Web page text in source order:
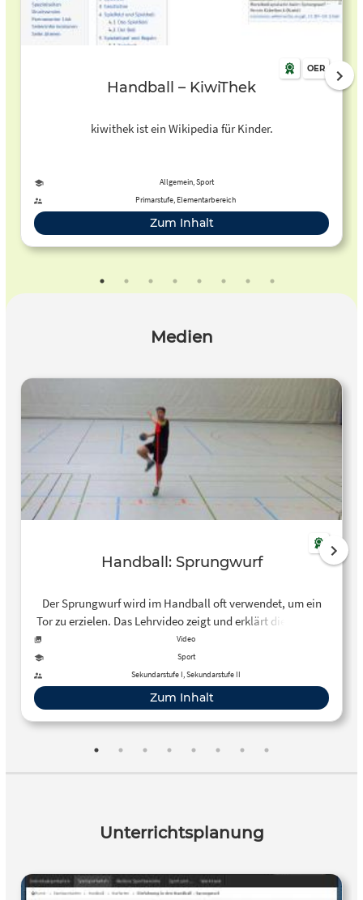
OER
Handball – KiwiThek
kiwithek ist ein Wikipedia für Kinder.
Allgemein, Sport
Primarstufe, Elementarbereich
Zum Inhalt
Medien
Handball: Sprungwurf
Der Sprungwurf wird im Handball oft verwendet, um ein
Tor zu erzielen. Das Lehrvideo zeigt und erklärt die Technik
des Sprungwurfs nach Phasen gegliedert. Die Bewegung
wird von verschiedenen Perspektiven in Echtzeit sowie in
Zeitlupe abgespielt und kommentiert. (P-Seminar
“Lehrvideos für den Sportunterricht” Rhön-Gymnasium
2013-15)
Video
Sport
Sekundarstufe I, Sekundarstufe II
Zum Inhalt
Unterrichtsplanung